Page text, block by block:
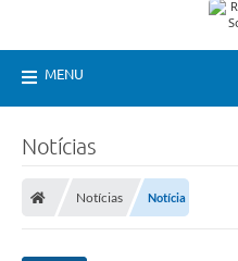
MENU
Notícias
Notícias Notícia